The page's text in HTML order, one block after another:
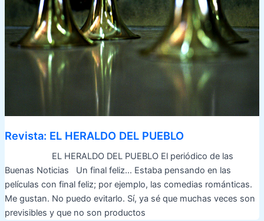
Revista: EL HERALDO DEL PUEBLO
EL HERALDO DEL PUEBLO El periódico de las
Buenas Noticias Un final feliz… Estaba pensando en las
películas con final feliz; por ejemplo, las comedias románticas.
Me gustan. No puedo evitarlo. Sí, ya sé que muchas veces son
previsibles y que no son productos